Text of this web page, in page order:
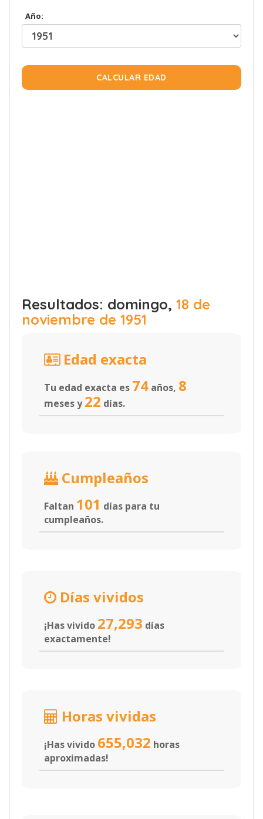
Año:
CALCULAR EDAD
Resultados: domingo, 18 de
noviembre de 1951
Edad exacta
Tu edad exacta es 74 años, 8
meses y22 días.
Cumpleaños
Faltan 101 días para tu
cumpleaños.
Días vividos
¡Has vivido 27,293 días
exactamente!
Horas vividas
¡Has vivido 655,032 horas
aproximadas!